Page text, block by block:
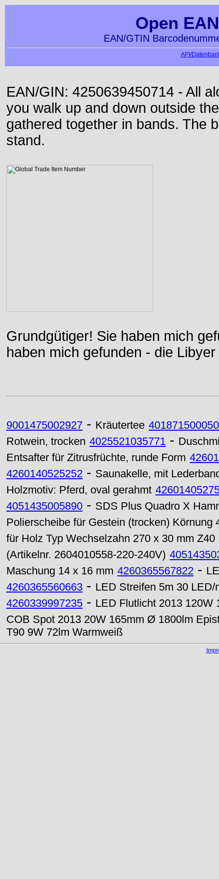
Open
EAN/GTIN
API/
EAN/GIN: 4250639450714 - All
you walk up and down outside
gathered together in bands. The
stand.
Grundgütiger! Sie haben mich
haben mich gefunden - die
9001475002927 - Kräutertee
Rotwein, trocken 4025521035771 -
Entsafter für Zitrusfrüchte, runde Form
4260140525252 - Saunakelle, mit
Holzmotiv: Pferd, oval gerahmt
4051435005890 - SDS Plus Quadro X
Polierscheibe für Gestein (trocken) Körnung
für Holz Typ Wechselzahn 270 x 30 mm Z40
(Artikelnr. 2604010558-220-240V)
Maschung 14 x 16 mm 4260365567822 -
4260365560663 - LED Streifen 5m 30
4260339997235 - LED Flutlicht 2013 120W
COB Spot 2013 20W 165mm Ø 1800lm
T90 9W 72lm Warmweiß